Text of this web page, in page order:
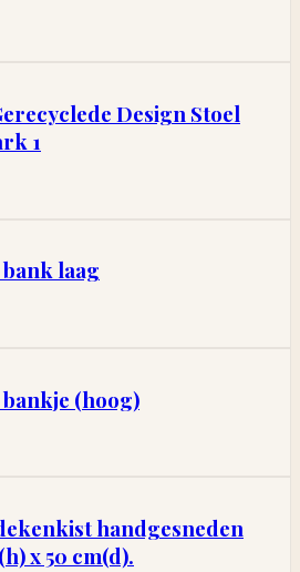
Design Stoel
1
laag
(hoog)
handgesneden
x 50 cm(d).